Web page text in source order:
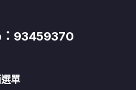
93459370
單